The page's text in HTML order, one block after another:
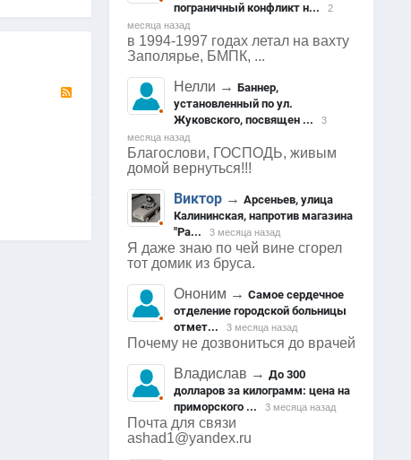
пограничный конфликт н...
2
месяца назад
в 1994-1997 годах летал на вахту
Заполярье, БМПК, ...
Нелли →Баннер,
установленный по ул.
Жуковского, посвящен ...
3
месяца назад
Благослови, ГОСПОДЬ, живым
домой вернуться!!!
Виктор →Арсеньев, улица
Калининская, напротив магазина
"Ра...
3 месяца назад
Я даже знаю по чей вине сгорел
тот домик из бруса.
Ононим →Самое сердечное
отделение городской больницы
отмет...
3 месяца назад
Почему не дозвониться до врачей
Владислав →До 300
долларов за килограмм: цена на
приморского ...
3 месяца назад
Почта для связи
ashad1@yandex.ru